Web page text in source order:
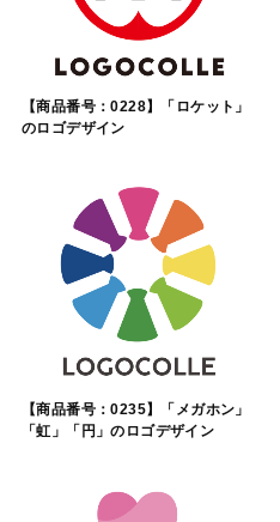
【商品番号：0228】「ロケット」
のロゴデザイン
【商品番号：0235】「メガホン」
「虹」「円」のロゴデザイン